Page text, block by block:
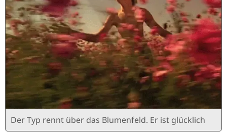
Der Typ rennt über das Blumenfeld. Er ist glücklich